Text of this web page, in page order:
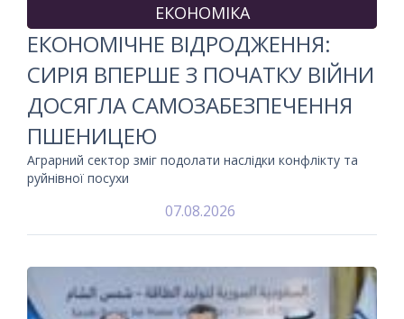
ЕКОНОМІКА
ЕКОНОМІЧНЕ ВІДРОДЖЕННЯ:
СИРІЯ ВПЕРШЕ З ПОЧАТКУ ВІЙНИ
ДОСЯГЛА САМОЗАБЕЗПЕЧЕННЯ
ПШЕНИЦЕЮ
Аграрний сектор зміг подолати наслідки конфлікту та
руйнівної посухи
07.08.2026